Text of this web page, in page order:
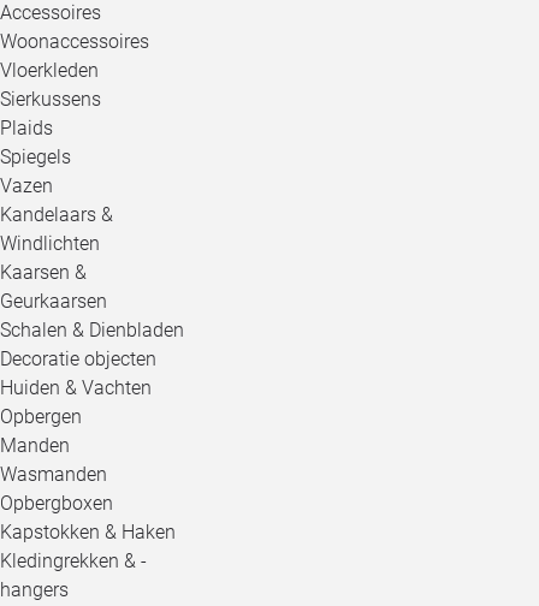
Accessoires
Woonaccessoires
Vloerkleden
Sierkussens
Plaids
Spiegels
Vazen
Kandelaars &
Windlichten
Kaarsen &
Geurkaarsen
Schalen & Dienbladen
Decoratie objecten
Huiden & Vachten
Opbergen
Manden
Wasmanden
Opbergboxen
Kapstokken & Haken
Kledingrekken & -
hangers